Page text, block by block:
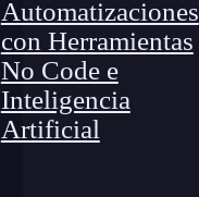
Automatizaciones
con Herramientas
No Code e
Inteligencia
Artificial